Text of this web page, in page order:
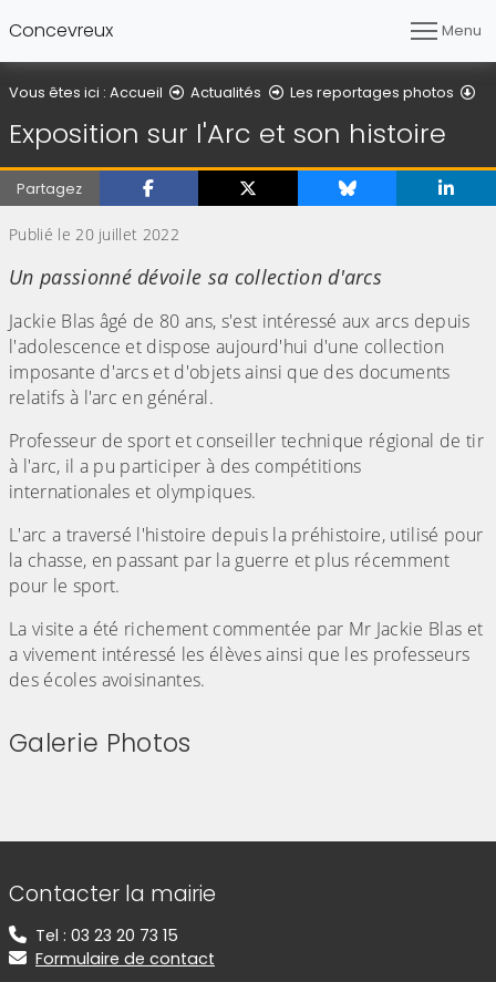
Concevreux Menu
Vous êtes ici : Accueil Actualités Les reportages photos
Exposition sur l'Arc et son histoire
Partagez
Publié le 20 juillet 2022
Un passionné dévoile sa collection d'arcs
Jackie Blas âgé de 80 ans, s'est intéressé aux arcs depuis
l'adolescence et dispose aujourd'hui d'une collection
imposante d'arcs et d'objets ainsi que des documents
relatifs à l'arc en général.
Professeur de sport et conseiller technique régional de tir
à l'arc, il a pu participer à des compétitions
internationales et olympiques.
L'arc a traversé l'histoire depuis la préhistoire, utilisé pour
la chasse, en passant par la guerre et plus récemment
pour le sport.
La visite a été richement commentée par Mr Jackie Blas et
a vivement intéressé les élèves ainsi que les professeurs
des écoles avoisinantes.
Galerie Photos
Informations de contact
Contacter la mairie
Tel : 03 23 20 73 15
Formulaire de contact